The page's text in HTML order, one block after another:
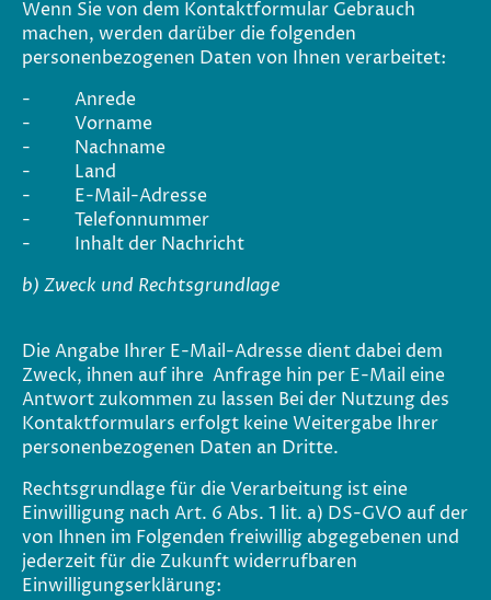
Wenn Sie von dem Kontaktformular Gebrauch
machen, werden darüber die folgenden
personenbezogenen Daten von Ihnen verarbeitet:
- Anrede
- Vorname
- Nachname
- Land
- E-Mail-Adresse
- Telefonnummer
- Inhalt der Nachricht
b) Zweck und Rechtsgrundlage
Die Angabe Ihrer E-Mail-Adresse dient dabei dem
Zweck, ihnen auf ihre Anfrage hin per E-Mail eine
Antwort zukommen zu lassen Bei der Nutzung des
Kontaktformulars erfolgt keine Weitergabe Ihrer
personenbezogenen Daten an Dritte.
Rechtsgrundlage für die Verarbeitung ist eine
Einwilligung nach Art. 6 Abs. 1 lit. a) DS-GVO auf der
von Ihnen im Folgenden freiwillig abgegebenen und
jederzeit für die Zukunft widerrufbaren
Einwilligungserklärung: